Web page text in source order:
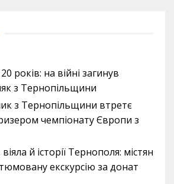
років: на війні загинув
з Тернопільщини
з Тернопільщини втретє
чемпіонату Європи з
й історії Тернополя: містян
екскурсію за донат